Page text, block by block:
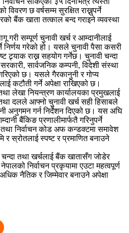
विवरण छ वर्षसम्म सुरक्षित राख्नुपर्ने
बैंक खाता तत्काल बन्द गराइने व्यवस्था
गरी सम्पूर्ण चुनावी खर्च र आम्दानीलाई
निर्णय गरेको हो। यसले चुनावी पैसा कसरी
राख्न सहयोग गर्नेछ। चुनावी चन्दा
सार्वजनिक कम्पनी, विदेशी संस्था
छ। यसले गैरकानुनी र गोप्य
कटौती गर्ने अपेक्षा राखिएको छ।
लेखा नियन्त्रण कार्यालयका प्रमुखलाई
दलले आफ्नो चुनावी खर्च सही हिसाबले
अनुगमन गर्न निर्देशन दिएको छ। यस अघि
बैंकिङ प्रणालीमार्फतै गरिनुपर्ने
निर्वाचन कोड अफ कन्डक्टमा समावेश
स्रोतलाई स्पष्ट र प्रमाणित बनाउने
चन्दा तथा खर्चलाई बैंक खातासँग जोडेर
निर्वाचन प्रकृयामा एउटा महत्वपूर्ण
नैतिक र जिम्मेवार बनाउने अपेक्षा